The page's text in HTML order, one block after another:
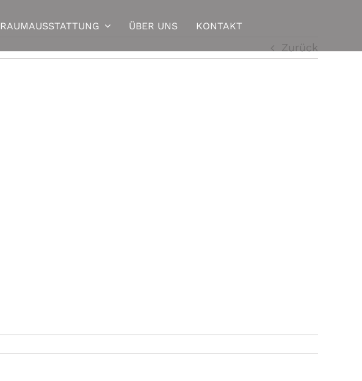
RAUMAUSSTATTUNG ÜBER UNS KONTAKT
Zurück